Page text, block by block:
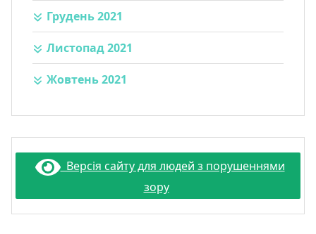
Грудень 2021
Листопад 2021
Жовтень 2021
Версія сайту для людей з порушеннями
зору